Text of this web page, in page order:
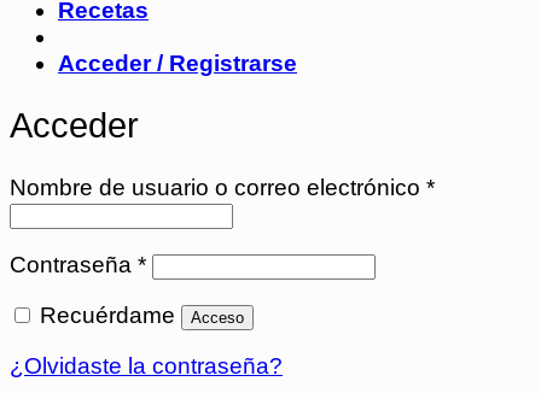
Recetas
Acceder / Registrarse
Acceder
Nombre de usuario o correo electrónico *
Contraseña *Obligatorio
Recuérdame Acceso
¿Olvidaste la contraseña?